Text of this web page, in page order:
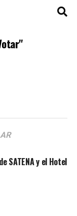
SATENA y el Hotel